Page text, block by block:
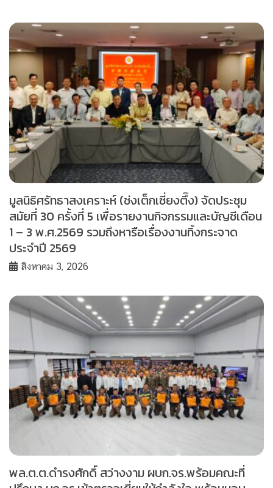
มูลนิธิศรัทธาสงเคราะห์ (ช่งเต็กเซี่ยงตึ๊ง) จัดประชุม
สมัยที่ 30 ครั้งที่ 5 เพื่อรายงานกิจกรรมและบัญชีเดือน
1 – 3 พ.ศ.2569 รวมถึงหารือเรื่องงานทิ้งกระจาด
ประจำปี 2569
สิงหาคม 3, 2026
พล.ต.ต.ดำรงศักดิ์ สว่างงาม ผบก.จร.พร้อมคณะที่